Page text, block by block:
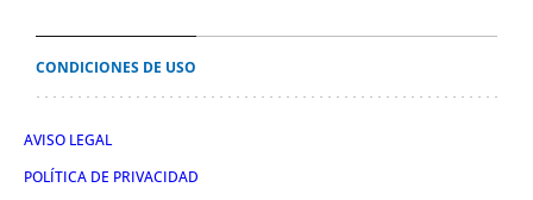
CONDICIONES DE USO
AVISO LEGAL
POLÍTICA DE PRIVACIDAD